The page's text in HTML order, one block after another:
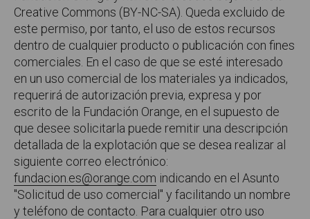
Creative Commons (BY-NC-SA). Queda excluido de
este permiso, por tanto, el uso de estos recursos
dentro de cualquier producto o publicación con fines
comerciales. En el caso de que se esté interesado
en un uso comercial de los materiales ya indicados,
requerirá de autorización previa, expresa y por
escrito de la Fundación Orange, en el supuesto de
que desee solicitarla puede remitir una descripción
detallada de la explotación que se desea realizar al
siguiente correo electrónico:
fundacion.es@orange.com indicando en el Asunto
"Solicitud de uso comercial" y facilitando un nombre
y teléfono de contacto. Para cualquier otro uso